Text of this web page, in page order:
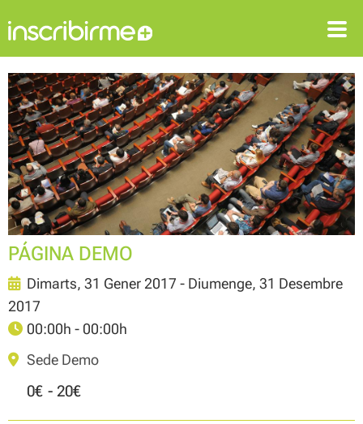
ENTRAR REGISTRAR-SE
PÁGINA DEMO
Dimarts, 31 Gener 2017 - Diumenge, 31 Desembre
2017
00:00h - 00:00h
Sede Demo
0€ - 20€